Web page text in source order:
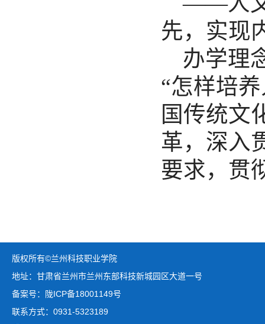
先，实现
办学理
“怎样培
国传统文
革，深入
要求，贯
版权所有©兰州科技职业学院
地址：甘肃省兰州市兰州东部科技新城园区大道一号
备案号：陇ICP备18001149号
联系方式：0931-5323189